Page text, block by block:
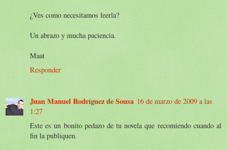
¿Ves como necesitamos leerla?
Un abrazo y mucha paciencia.
Maat
Responder
Juan Manuel Rodríguez de Sousa 16 de marzo de 2009 a las
1:27
Este es un bonito pedazo de tu novela que recomiendo cuando al
fin la publiquen.